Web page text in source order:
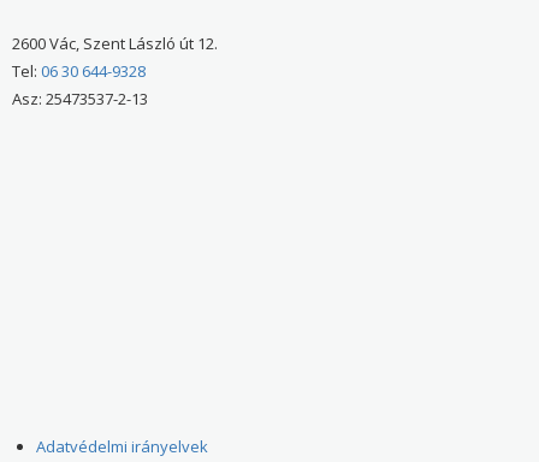
2600 Vác, Szent László út 12.
Tel: 06 30 644-9328
Asz: 25473537-2-13
Adatvédelmi irányelvek